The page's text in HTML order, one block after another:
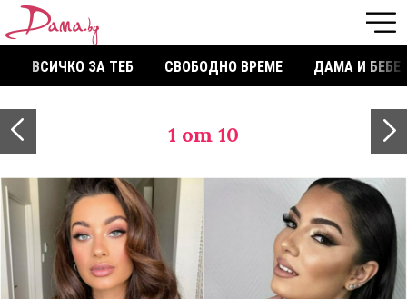
ВСИЧКО ЗА ТЕБ СВОБОДНО ВРЕМЕ ДАМА И БЕБЕ
1 от 10